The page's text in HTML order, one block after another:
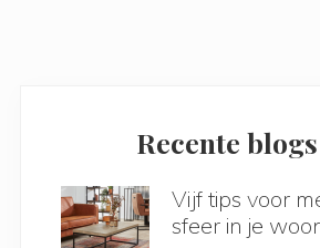
Recente blogs
Vijf tips voor
sfeer in je